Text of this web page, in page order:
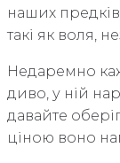
наших предків
такі як воля,
Недаремно
диво, у ній
давайте
ціною воно